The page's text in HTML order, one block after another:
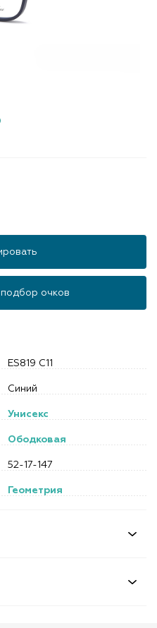
подбор очков
ES819 C11
Синий
Унисекс
Ободковая
52-17-147
Геометрия